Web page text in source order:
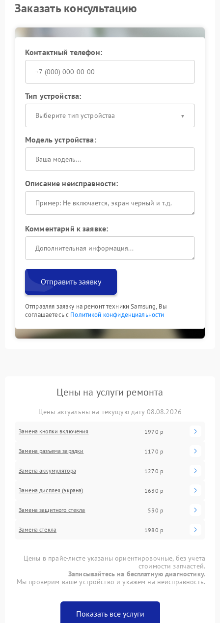
Заказать консультацию
Контактный телефон:
Тип устройства:
Выберите тип устройства
Модель устройства:
Описание неисправности:
Комментарий к заявке:
Отправить заявку
Отправляя заявку на ремонт техники Samsung, Вы
соглашаетесь с Политикой конфиденциальности
Цены на услуги ремонта
Цены актуальны на текущую дату 08.08.2026
Замена кнопки включения 1970 р
Замена разъема зарядки 1170 р
Замена аккумулятора 1270 р
Замена дисплея (экрана) 1630 р
Замена защитного стекла 530 р
Замена стекла 1980 р
Цены в прайс-листе указаны ориентировочные, без учета
стоимости запчастей.
Записывайтесь на бесплатную диагностику.
Мы проверим ваше устройство и укажем на неисправность.
Показать все услуги